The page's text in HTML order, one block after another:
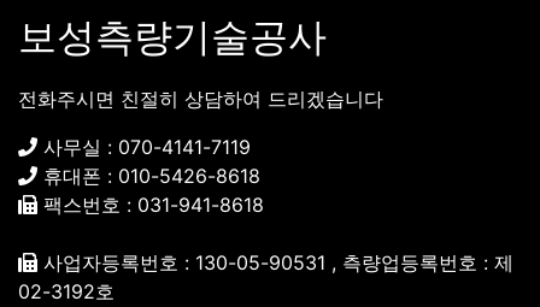
보성측량기술공사
전화주시면 친절히 상담하여 드리겠습니다
사무실 : 070-4141-7119
휴대폰 : 010-5426-8618
팩스번호 : 031-941-8618
사업자등록번호 : 130-05-90531 , 측량업등록번호 : 제
02-3192호